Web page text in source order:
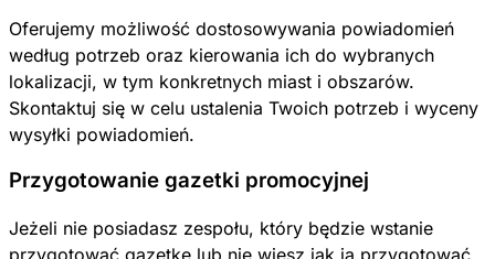
Oferujemy możliwość dostosowywania powiadomień
według potrzeb oraz kierowania ich do wybranych
lokalizacji, w tym konkretnych miast i obszarów.
Skontaktuj się w celu ustalenia Twoich potrzeb i wyceny
wysyłki powiadomień.
Przygotowanie gazetki promocyjnej
Jeżeli nie posiadasz zespołu, który będzie wstanie
przygotować gazetkę lub nie wiesz jak ją przygotować